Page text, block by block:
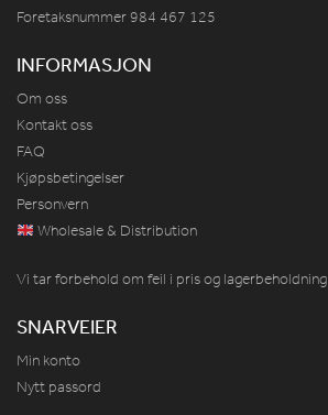
Foretaksnummer 984 467 125
INFORMASJON
Om oss
Kontakt oss
FAQ
Kjøpsbetingelser
Personvern
Wholesale & Distribution
Vi tar forbehold om feil i pris og lagerbeholdning
SNARVEIER
Min konto
Nytt passord